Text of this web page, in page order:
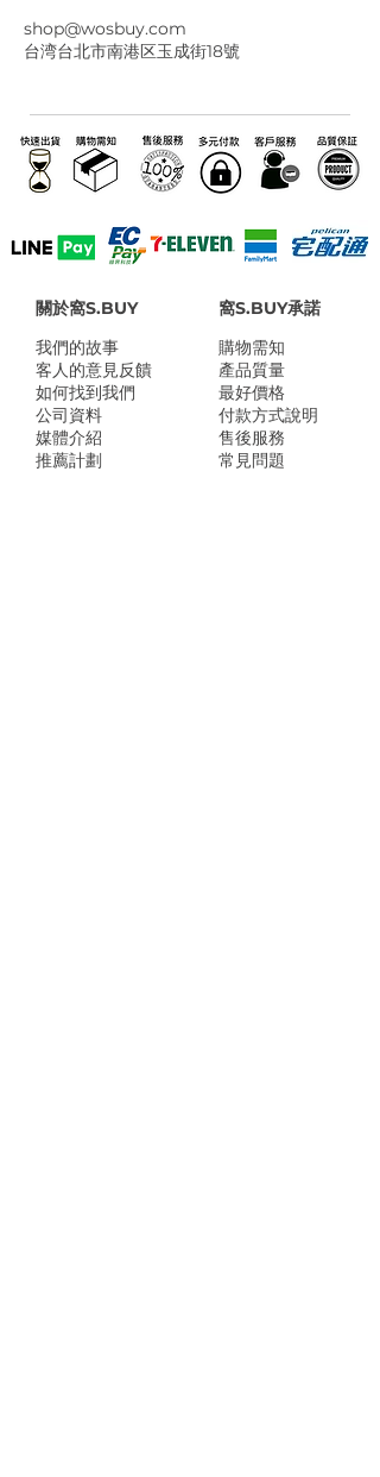
shop@wosbuy.com
台湾台北市南港区玉成街18號
關於窩S.BUY
我們的故事
客人的意見反饋
如何找到我們
公司資料
媒體介紹
推薦計劃
窩S.BUY承諾
​購物需知
產品質量
最好價格
付款方式說明
售後服務
常見問題